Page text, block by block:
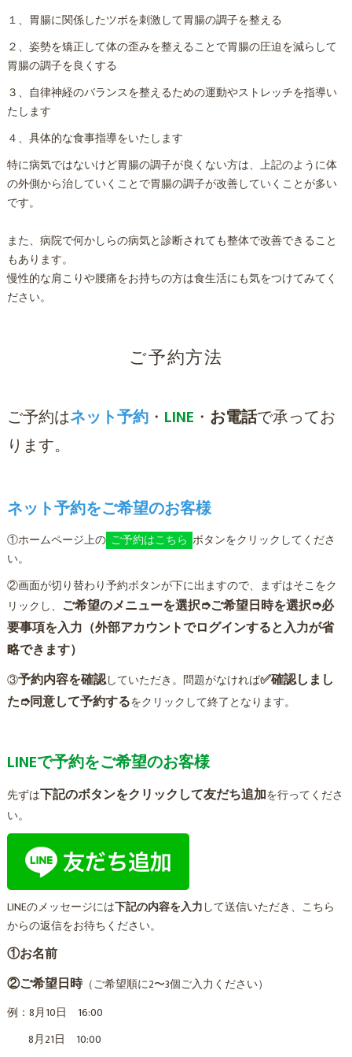
１、胃腸に関係したツボを刺激して胃腸の調子を整える
２、姿勢を矯正して体の歪みを整えることで胃腸の圧迫を減らして
胃腸の調子を良くする
３、自律神経のバランスを整えるための運動やストレッチを指導い
たします
４、具体的な食事指導をいたします
特に病気ではないけど胃腸の調子が良くない方は、上記のように体
の外側から治していくことで胃腸の調子が改善していくことが多い
です。
また、病院で何かしらの病気と診断されても整体で改善できること
もあります。
慢性的な肩こりや腰痛をお持ちの方は食生活にも気をつけてみてく
ださい。
ご予約方法
ご予約はネット予約・ LINE ・ お電話で承ってお
ります。
ネット予約をご希望のお客様
①ホームページ上の ご予約はこちら ボタンをクリックしてくださ
い。
②画面が切り替わり予約ボタンが下に出ますので、まずはそこをク
リックし、 ご希望のメニューを選択➮ご希望日時を選択➮必
要事項を入力（外部アカウントでログインすると入力が省
略できます）
③予約内容を確認していただき。問題がなければ✅確認しまし
た➮同意して予約するをクリックして終了となります。
LINEで予約をご希望のお客様
先ずは下記のボタンをクリックして友だち追加を行ってくださ
い。
LINEのメッセージには下記の内容を入力して送信いただき、こちら
からの返信をお待ちください。
①お名前
②ご希望日時（ご希望順に2〜3個ご入力ください）
例：8月10日 16:00
8月21日 10:00